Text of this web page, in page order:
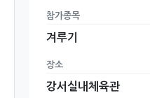
참가종목
겨루기
장소
강서실내체육관